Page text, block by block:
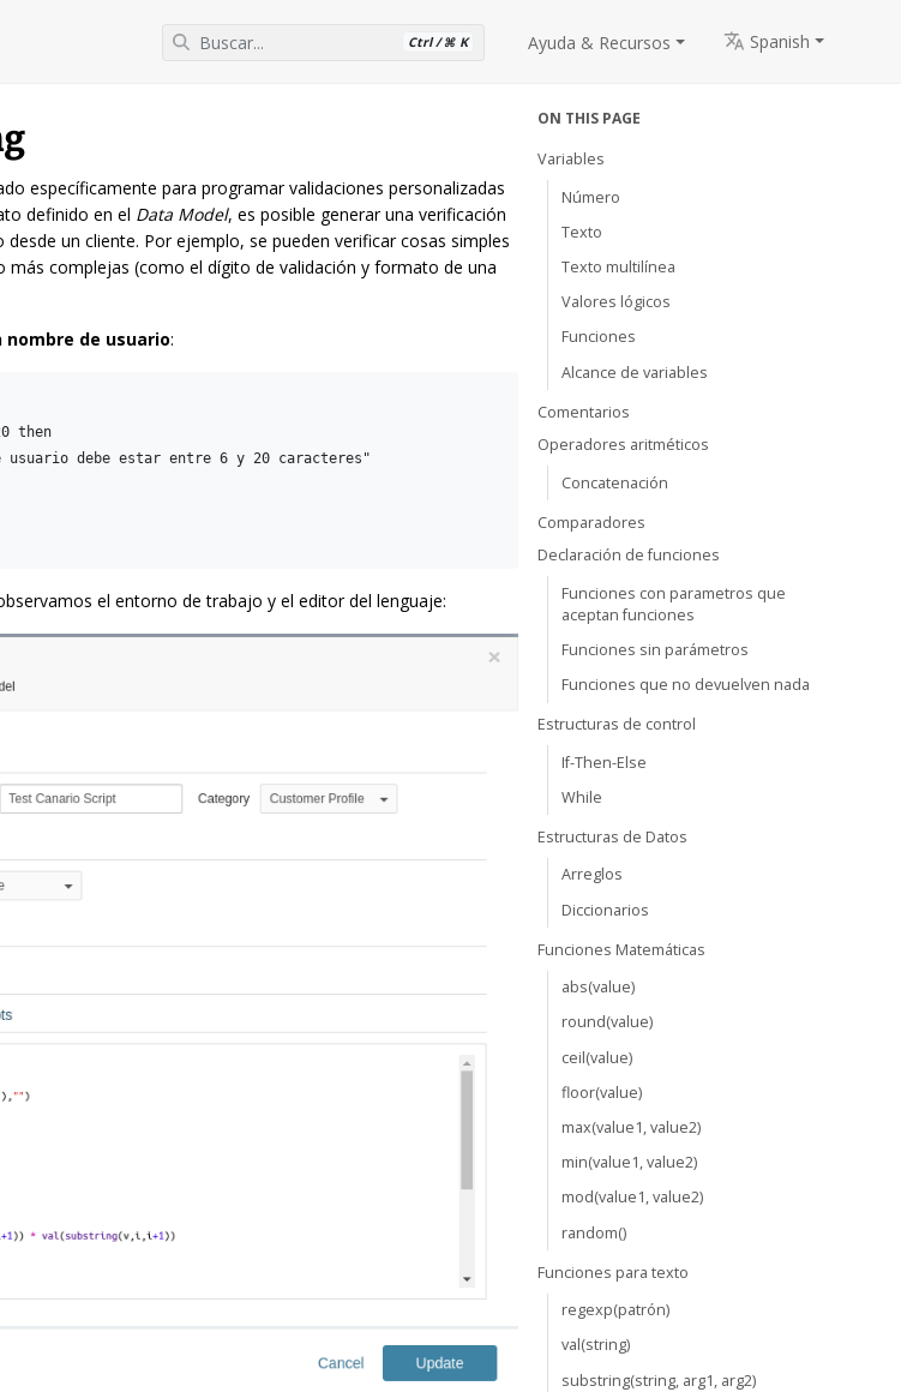
Ctrl / ⌘ K Ayuda & Recursos Spanish
específicamente para programar validaciones personalizadas
definido en el Data Model, es posible generar una verificación
un cliente. Por ejemplo, se pueden verificar cosas simples
complejas (como el dígito de validación y formato de una
nombre de usuario:
then
debe estar entre 6 y 20 caracteres"
el entorno de trabajo y el editor del lenguaje:
ON THIS PAGE
Variables
Número
Texto
Texto multilínea
Valores lógicos
Funciones
Alcance de variables
Comentarios
Operadores aritméticos
Concatenación
Comparadores
Declaración de funciones
Funciones con parametros que
aceptan funciones
Funciones sin parámetros
Funciones que no devuelven nada
Estructuras de control
If-Then-Else
While
Estructuras de Datos
Arreglos
Diccionarios
Funciones Matemáticas
abs(value)
round(value)
ceil(value)
floor(value)
max(value1, value2)
min(value1, value2)
mod(value1, value2)
random()
Funciones para texto
regexp(patrón)
val(string)
substring(string, arg1, arg2)